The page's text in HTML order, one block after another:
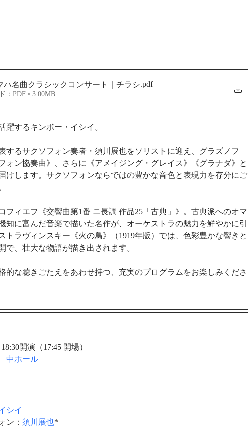
ハ名曲クラシックコンサート｜チラシ.pdf
：PDF • 3.00MB
躍するキンボー・イシイ。
するサクソフォン奏者・須川展也をソリストに迎え、グラズノフ
ォン協奏曲》、さらに《アメイジング・グレイス》《グラナダ》と
けします。サクソフォンならではの豊かな音色と表現力を存分にご
フィエフ《交響曲第1番 ニ長調 作品25「古典」》。古典派へのオマ
知に富んだ音楽で描いた名作が、オーケストラの魅力を鮮やかに引
トラヴィンスキー《火の鳥》（1919年版）では、色彩豊かな響きと
で、壮大な物語が描き出されます。
的な聴きごたえをあわせ持つ、充実のプログラムをお楽しみくださ
開演（17:45 開場）
中ホール
シイ
ン： 須川展也*